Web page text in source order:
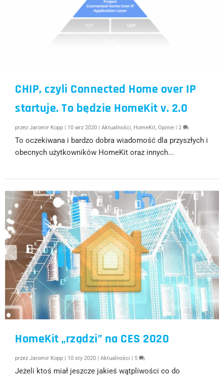
CHIP, czyli Connected Home over IP
startuje. To będzie HomeKit v. 2.0
przezJaromir Kopp 10 wrz 2020 |Aktualności, HomeKit,Opinie |2
To oczekiwana i bardzo dobra wiadomość dla przyszłych i
obecnych użytkowników HomeKit oraz innych...
HomeKit „rządzi” na CES 2020
przezJaromir Kopp | 10 sty 2020 |Aktualności | 5
Jeżeli ktoś miał jeszcze jakieś wątpliwości co do